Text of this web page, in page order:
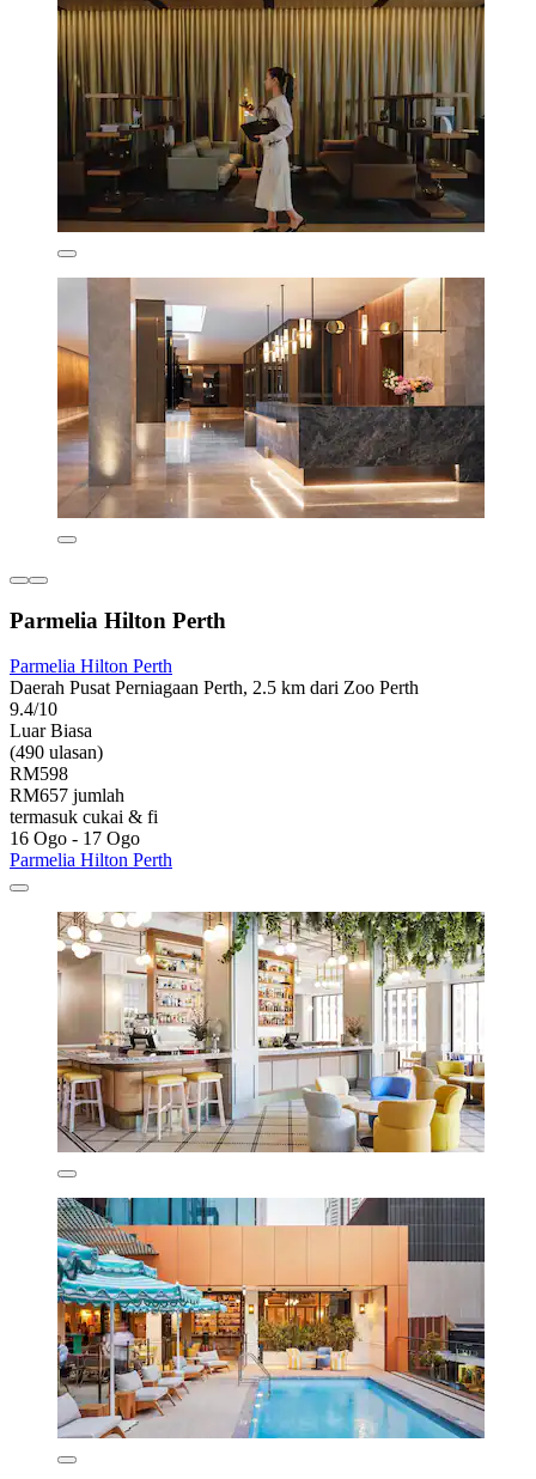
Parmelia Hilton Perth
Parmelia Hilton Perth
Daerah Pusat Perniagaan Perth, 2.5 km dari Zoo Perth
9.4/10
Luar Biasa
(490 ulasan)
RM598
RM657 jumlah
termasuk cukai & fi
16 Ogo - 17 Ogo
Parmelia Hilton Perth